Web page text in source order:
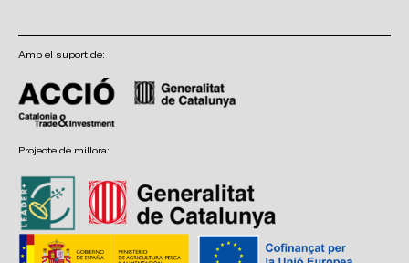
Amb el suport de:
Projecte de millora: